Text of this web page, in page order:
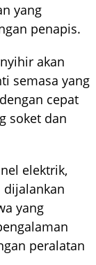
yang
penapis.
akan
semasa yang
cepat
soket dan
elektrik,
dijalankan
yang
peralatan